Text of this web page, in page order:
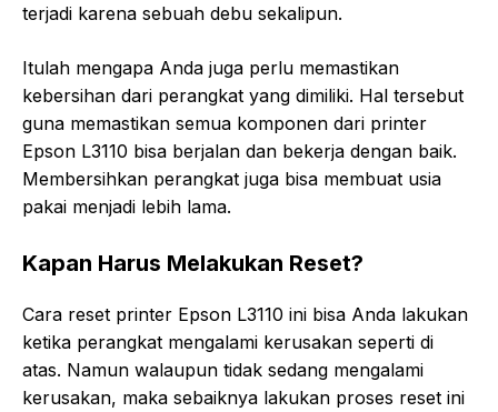
terjadi karena sebuah debu sekalipun.
Itulah mengapa Anda juga perlu memastikan
kebersihan dari perangkat yang dimiliki. Hal tersebut
guna memastikan semua komponen dari printer
Epson L3110 bisa berjalan dan bekerja dengan baik.
Membersihkan perangkat juga bisa membuat usia
pakai menjadi lebih lama.
Kapan Harus Melakukan Reset?
Cara reset printer Epson L3110 ini bisa Anda lakukan
ketika perangkat mengalami kerusakan seperti di
atas. Namun walaupun tidak sedang mengalami
kerusakan, maka sebaiknya lakukan proses reset ini